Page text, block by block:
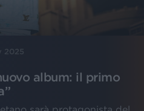
2025
album: il primo